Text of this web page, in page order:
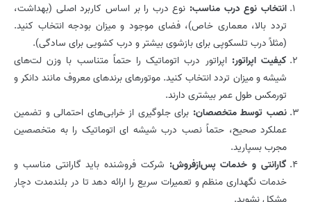
انتخاب نوع درب مناسب: نوع درب را بر اساس کاربرد اصلی (بهداشت،
تردد بالا، معماری خاص)، فضای موجود و میزان بودجه انتخاب کنید.
(مثلاً درب تلسکوپی برای بازشوی بیشتر و درب کشویی برای سادگی).
کیفیت اپراتور: اپراتور درب اتوماتیک را حتماً متناسب با وزن لت‌های
شیشه و میزان تردد انتخاب کنید. موتورهای برندهای معروف مانند دانکر و
تورمکس طول عمر بیشتری دارند.
نصب توسط متخصصان: برای جلوگیری از خرابی‌های احتمالی و تضمین
عملکرد صحیح، حتماً نصب درب شیشه ای اتوماتیک را به متخصصین
مجرب بسپارید.
گارانتی و خدمات پس‌از‌فروش: شرکت فروشنده باید گارانتی مناسب و
خدمات نگهداری منظم و تعمیرات سریع را ارائه دهد تا در بلندمدت دچار